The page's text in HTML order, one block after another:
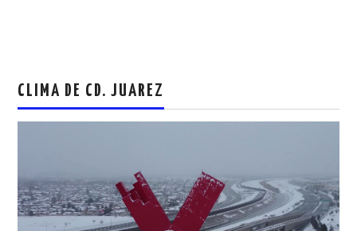
CLIMA DE CD. JUAREZ